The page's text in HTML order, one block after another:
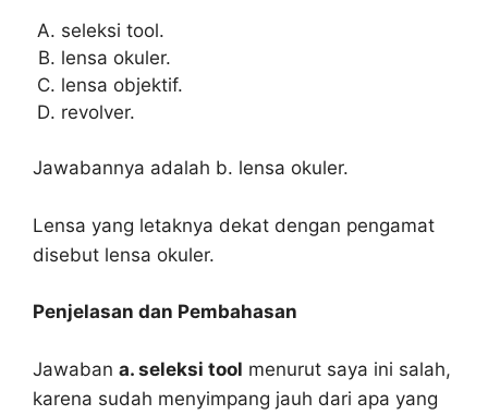
seleksi tool.
lensa okuler.
lensa objektif.
revolver.
Jawabannya adalah b. lensa okuler.
Lensa yang letaknya dekat dengan pengamat
disebut lensa okuler.
Penjelasan dan Pembahasan
Jawaban a. seleksi tool menurut saya ini salah,
karena sudah menyimpang jauh dari apa yang